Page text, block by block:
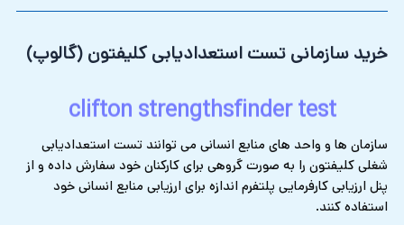
خرید سازمانی تست استعدادیابی کلیفتون (گالوپ)
clifton strengthsfinder test
سازمان ها و واحد های منابع انسانی می توانند تست استعدادیابی
شغلی کلیفتون را به صورت گروهی برای کارکنان خود سفارش داده و از
پنل ارزیابی کارفرمایی پلتفرم اندازه برای ارزیابی منابع انسانی خود
استفاده کنند.